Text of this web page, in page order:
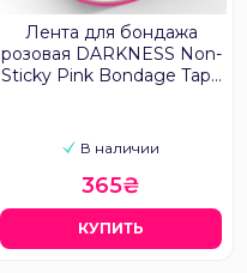
Лента для бондажа
розовая DARKNESS Non-
Sticky Pink Bondage Tape
В наличии
365₴
КУПИТЬ